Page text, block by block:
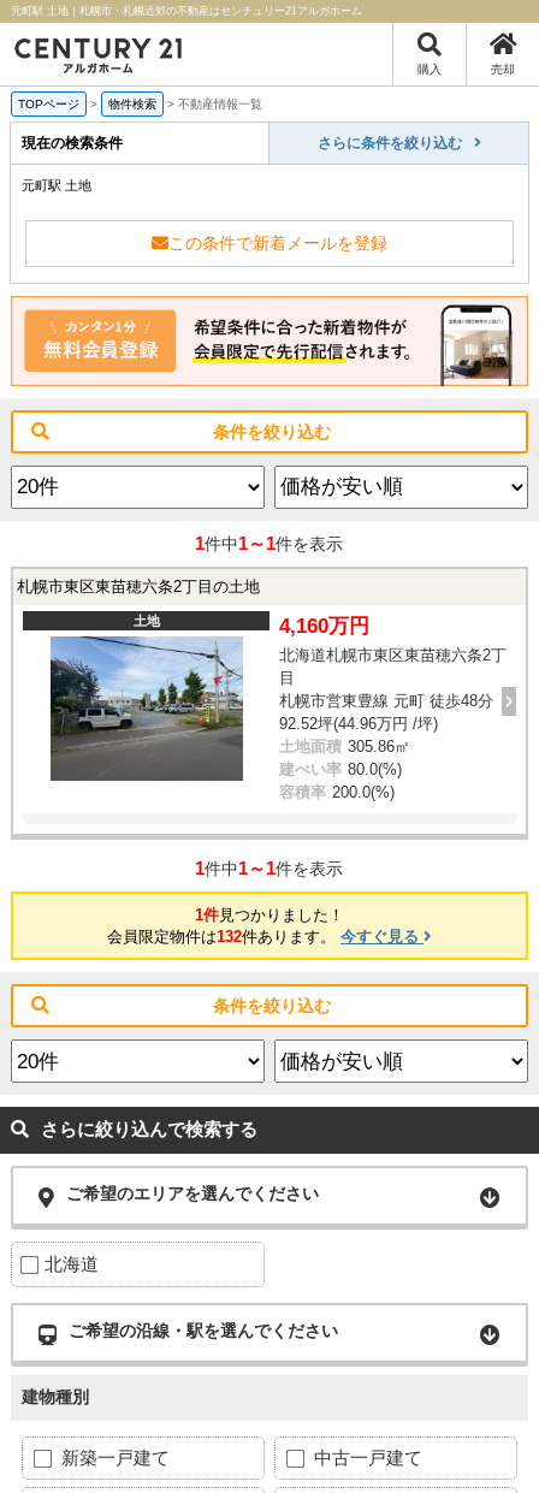
元町駅 土地｜札幌市・札幌近郊の不動産はセンチュリー21アルガホーム
購入 売却
TOPページ > 物件検索 > 不動産情報一覧
現在の検索条件 さらに条件を絞り込む
元町駅 土地
この条件で新着メールを登録
条件を絞り込む
1件中1～1件を表示
札幌市東区東苗穂六条2丁目の土地
土地 4,160万円
北海道札幌市東区東苗穂六条2丁
目
札幌市営東豊線 元町 徒歩48分
92.52坪(44.96万円 /坪)
土地面積 305.86㎡
建ぺい率 80.0(%)
容積率 200.0(%)
1件中1～1件を表示
1件見つかりました！
会員限定物件は132件あります。 今すぐ見る
条件を絞り込む
さらに絞り込んで検索する
ご希望のエリアを選んでください
北海道
ご希望の沿線・駅を選んでください
建物種別
新築一戸建て 中古一戸建て